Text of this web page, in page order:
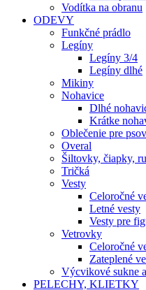
Vodítka na obranu
ODEVY
Funkčné prádlo
Legíny
Legíny 3/4
Legíny dlhé
Mikiny
Nohavice
Dlhé
Krátke
Oblečenie pre psov
Overal
Šiltovky, čiapky,
Tričká
Vesty
Celoročné
Letné vesty
Vesty pre
Vetrovky
Celoročné
Zateplené
Výcvikové sukne
PELECHY, KLIETKY